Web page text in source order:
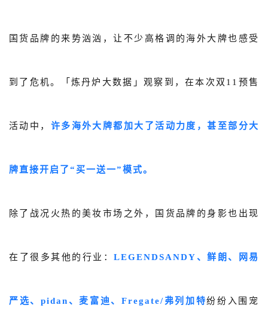
国货品牌的来势汹汹，让不少高格调的海外大牌也感受
到了危机。「炼丹炉大数据」观察到，在本次双11预售
活动中， 许多海外大牌都加大了活动力度，甚至部分大
牌直接开启了“买一送一”模式。
除了战况火热的美妆市场之外，国货品牌的身影也出现
在了很多其他的行业： LEGENDSANDY、鲜朗、网易
严选、 pidan、麦富迪、Fregate/弗列加特纷纷入围宠